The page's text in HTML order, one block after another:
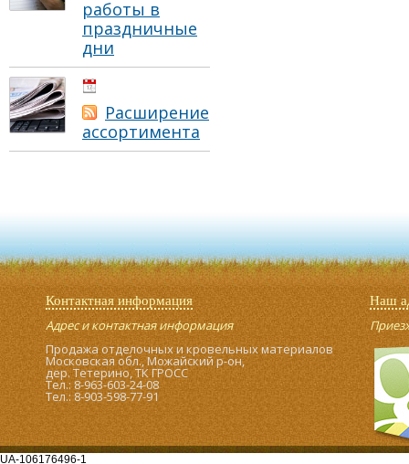
работы в
праздничные
дни
Расширение
ассортимента
Контактная информация
Адрес и контактная информация
Продажа отделочных и кровельных материалов
Московская обл., Можайский р-он,
дер. Тетерино, ТК ГРОСС
Тел.: 8-963-603-24-08
Тел.: 8-903-598-77-91
Наш
UA-106176496-1